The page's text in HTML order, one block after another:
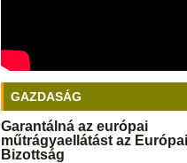
GAZDASÁG
Garantálná az európai
műtrágyaellátást az Európai
Bizottság